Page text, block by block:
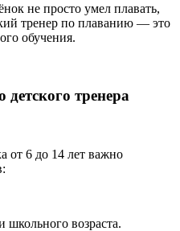
не просто умел плавать,
тренер по плаванию — это
обучения.
детского тренера
от 6 до 14 лет важно
возраста.